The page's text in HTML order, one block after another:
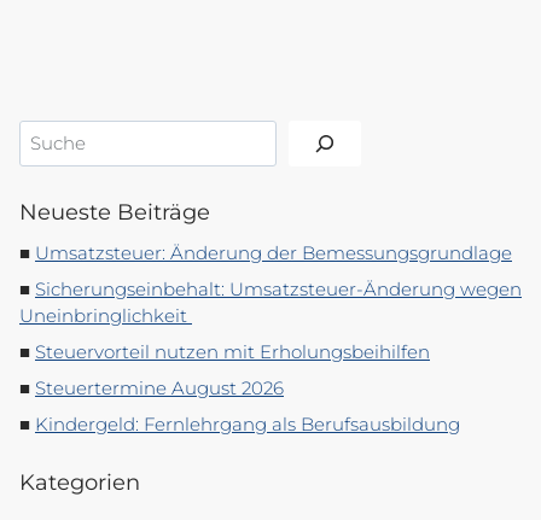
Suchen
Neueste Beiträge
Umsatzsteuer: Änderung der Bemessungsgrundlage
Sicherungseinbehalt: Umsatzsteuer-Änderung wegen
Uneinbringlichkeit
Steuervorteil nutzen mit Erholungsbeihilfen
Steuertermine August 2026
Kindergeld: Fernlehrgang als Berufsausbildung
Kategorien